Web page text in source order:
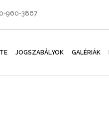
960-3867
JOGSZABÁLYOK GALÉRIÁK